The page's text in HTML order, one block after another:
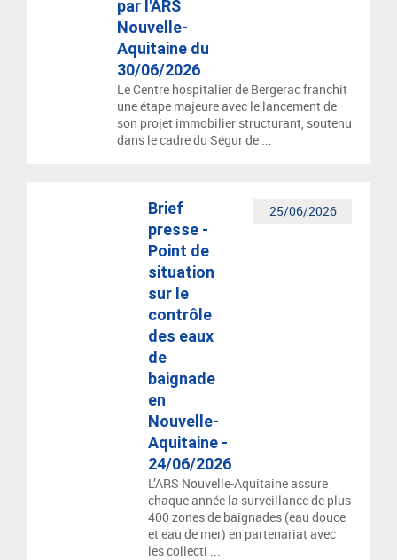
par l'ARS
Nouvelle-
Aquitaine du
30/06/2026
Le Centre hospitalier de Bergerac franchit
une étape majeure avec le lancement de
son projet immobilier structurant, soutenu
dans le cadre du Ségur de ...
25/06/2026
Brief
presse -
Point de
situation
sur le
contrôle
des eaux
de
baignade
en
Nouvelle-
Aquitaine -
24/06/2026
L’ARS Nouvelle-Aquitaine assure
chaque année la surveillance de plus
400 zones de baignades (eau douce
et eau de mer) en partenariat avec
les collecti ...